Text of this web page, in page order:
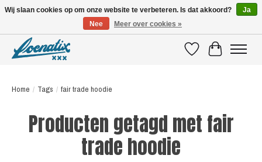
VerlanglijstWinkelwagen
Home / Tags / fair trade hoodie
Producten getagd met fair
trade hoodie
Wij slaan cookies op om onze website te verbeteren. Is dat akkoord?
Ja
Nee
Meer over cookies »